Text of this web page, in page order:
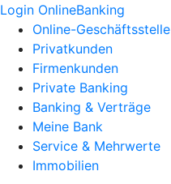
Login OnlineBanking
Online-Geschäftsstelle
Privatkunden
Firmenkunden
Private Banking
Banking & Verträge
Meine Bank
Service & Mehrwerte
Immobilien